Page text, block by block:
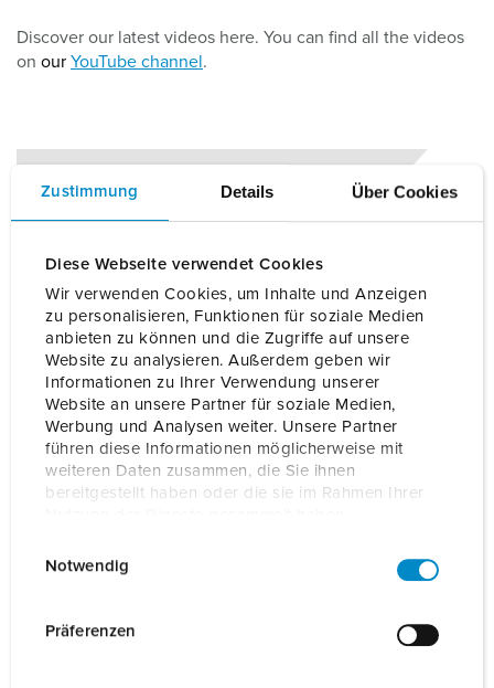
Zustimmung Details Über Cookies
Diese Webseite verwendet Cookies
Wir verwenden Cookies, um Inhalte und Anzeigen
zu personalisieren, Funktionen für soziale Medien
anbieten zu können und die Zugriffe auf unsere
Website zu analysieren. Außerdem geben wir
Informationen zu Ihrer Verwendung unserer
Website an unsere Partner für soziale Medien,
Werbung und Analysen weiter. Unsere Partner
führen diese Informationen möglicherweise mit
weiteren Daten zusammen, die Sie ihnen
bereitgestellt haben oder die sie im Rahmen Ihrer
Notwendig
Präferenzen
Discover our latest videos here. You can find all the videos
on our YouTube channel .
Click here for the playlist
More knowledge about eMobility at MENNEKES